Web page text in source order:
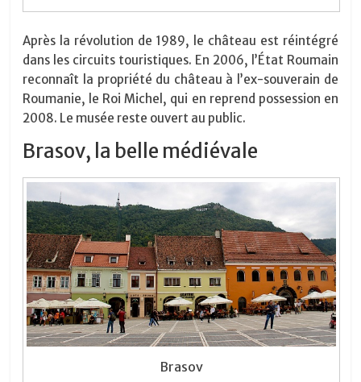
Après la révolution de 1989, le château est réintégré
dans les circuits touristiques. En 2006, l’État Roumain
reconnaît la propriété du château à l’ex-souverain de
Roumanie, le Roi Michel, qui en reprend possession en
2008. Le musée reste ouvert au public.
Brasov, la belle médiévale
Brasov